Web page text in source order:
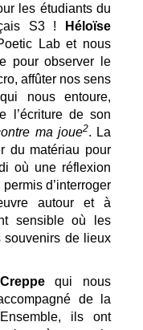
les étudiants du
S3 !
Héloïse
Lab et nous
pour observer le
affûter nos sens
nous entoure,
l’écriture de son
ma joue2. La
du matériau pour
où une réflexion
d’interroger
autour et à
sensible où les
souvenirs de lieux
qui nous
de la
ils ont